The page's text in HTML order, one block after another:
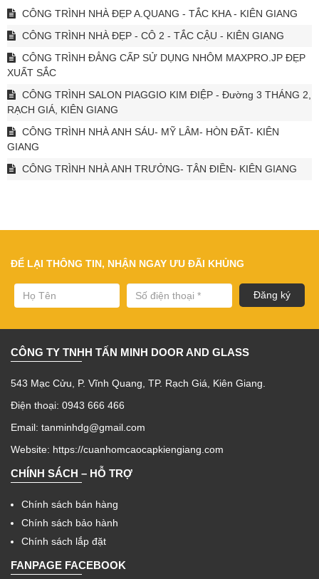
CÔNG TRÌNH NHÀ ĐẸP A.QUANG - TẮC KHA - KIÊN GIANG
CÔNG TRÌNH NHÀ ĐẸP - CÔ 2 - TẮC CẬU - KIÊN GIANG
CÔNG TRÌNH ĐẲNG CẤP SỬ DỤNG NHÔM MAXPRO.JP ĐẸP
XUẤT SẮC
CÔNG TRÌNH SALON PIAGGIO KIM ĐIỆP - Đường 3 THÁNG 2,
RẠCH GIÁ, KIÊN GIANG
CÔNG TRÌNH NHÀ ANH SÁU- MỸ LÂM- HÒN ĐẤT- KIÊN
GIANG
CÔNG TRÌNH NHÀ ANH TRƯỞNG- TÂN ĐIỀN- KIÊN GIANG
ĐỂ LẠI THÔNG TIN, NHẬN NGAY ƯU ĐÃI KHỦNG
CÔNG TY TNHH TẤN MINH DOOR AND GLASS
543 Mạc Cửu, P. Vĩnh Quang, TP. Rạch Giá, Kiên Giang.
Điện thoại: 0943 666 466
Email: tanminhdg@gmail.com
Website: https://cuanhomcaocapkiengiang.com
CHÍNH SÁCH – HỖ TRỢ
Chính sách bán hàng
Chính sách bảo hành
Chính sách lắp đặt
FANPAGE FACEBOOK